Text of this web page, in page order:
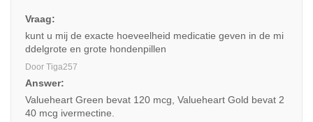
Vraag:
kunt u mij de exacte hoeveelheid medicatie geven in de mi
ddelgrote en grote hondenpillen
Door Tiga257
Answer:
Valueheart Green bevat 120 mcg, Valueheart Gold bevat 2
40 mcg ivermectine.